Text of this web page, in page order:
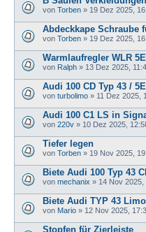
von Torben » 19 Dez 2025,
Abdeckkape Schraube
von Torben » 19 Dez 2025,
Warmlaufregler WLR
von Ralph » 13 Dez 2025,
Audi 100 CD Typ 43 / 5E
von turbolimo » 11 Dez 2025,
Audi 100 C1 LS in
von 220v » 10 Dez 2025,
Tiefer legen
von Torben » 19 Nov 2025,
Biete Audi 100 Typ 43
von mechanix » 14 Nov 2025,
Biete Audi TYP 43
von Mario » 12 Nov 2025,
Stopfen für Zierleiste